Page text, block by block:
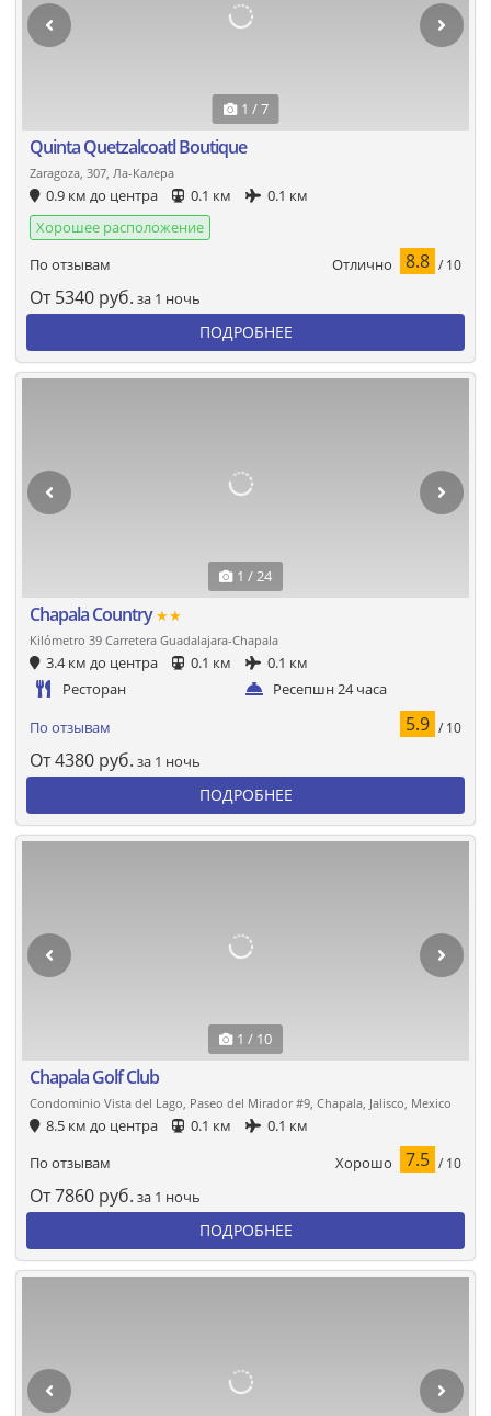
1 / 7
Quinta Quetzalcoatl Boutique
Zaragoza, 307, Ла-Калера
0.9 км до центра 0.1 км
0.1 км
Хорошее расположение
По отзывам
Отлично 8.8 / 10
От 5340 руб. за 1 ночь
ПОДРОБНЕЕ
1 / 24
Chapala Country★★
Kilómetro 39 Carretera Guadalajara-Chapala
3.4 км до центра 0.1 км
0.1 км
Ресторан
Ресепшн 24 часа
По отзывам 5.9 / 10
От4380 руб. за 1 ночь
ПОДРОБНЕЕ
1 / 10
Chapala Golf Club
Condominio Vista del Lago, Paseo del Mirador #9, Chapala, Jalisco, Mexico
8.5 км до центра 0.1 км
0.1 км
По отзывам
Хорошо 7.5 / 10
От7860 руб. за 1 ночь
ПОДРОБНЕЕ